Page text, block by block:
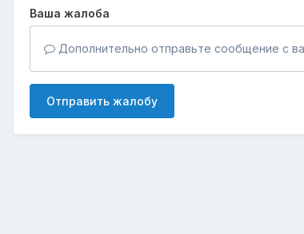
Ваша жалоба
Дополнительно отправьте сообщение с
Отправить жалобу